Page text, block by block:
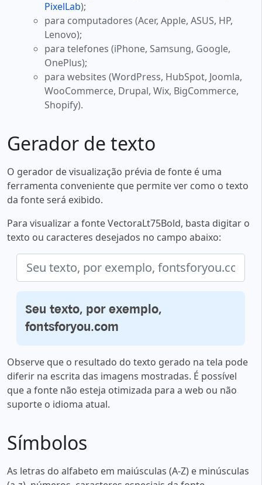
PixelLab);
para computadores (Acer, Apple, ASUS, HP,
Lenovo);
para telefones (iPhone, Samsung, Google,
OnePlus);
para websites (WordPress, HubSpot, Joomla,
WooCommerce, Drupal, Wix, BigCommerce,
Shopify).
Gerador de texto
O gerador de visualização prévia de fonte é uma
ferramenta conveniente que permite ver como o texto
da fonte será exibido.
Para visualizar a fonte VectoraLt75Bold, basta digitar o
texto ou caracteres desejados no campo abaixo:
Seu texto, por exemplo,
fontsforyou.com
Observe que o resultado do texto gerado na tela pode
diferir na escrita das imagens mostradas. É possível
que a fonte não esteja otimizada para a web ou não
suporte o idioma atual.
Símbolos
As letras do alfabeto em maiúsculas (A-Z) e minúsculas